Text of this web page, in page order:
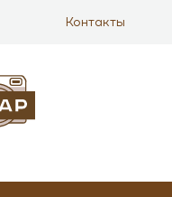
Контакты